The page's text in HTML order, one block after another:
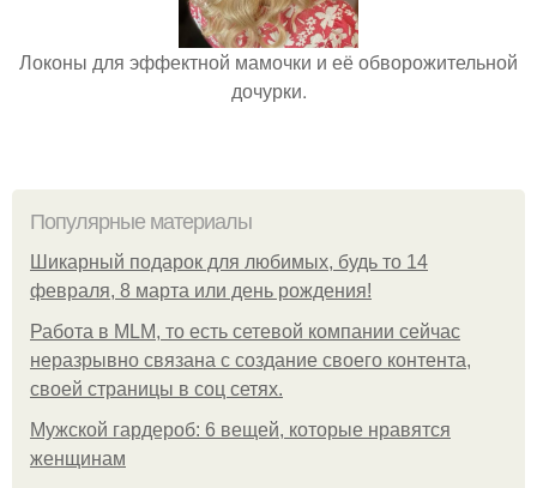
Локоны для эффектной мамочки и её обворожительной
дочурки.
Популярные материалы
Шикарный подарок для любимых, будь то 14
февраля, 8 марта или день рождения!
Работа в MLM, то есть сетевой компании сейчас
неразрывно связана с создание своего контента,
своей страницы в соц сетях.
Мужской гардероб: 6 вещей, которые нравятся
женщинам